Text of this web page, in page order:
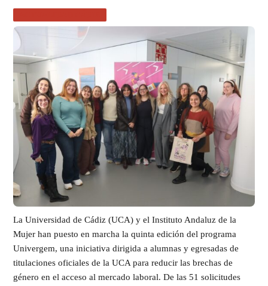
La Universidad de Cádiz (UCA) y el Instituto Andaluz de la
Mujer han puesto en marcha la quinta edición del programa
Univergem, una iniciativa dirigida a alumnas y egresadas de
titulaciones oficiales de la UCA para reducir las brechas de
género en el acceso al mercado laboral. De las 51 solicitudes